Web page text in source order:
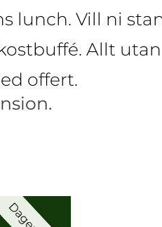
lunch. Vill ni
Allt
offert.